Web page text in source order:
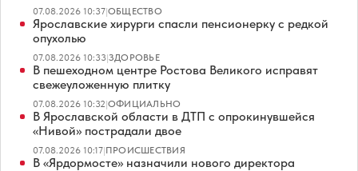
07.08.2026 10:37|ОБЩЕСТВО
Ярославские хирурги спасли пенсионерку с редкой
опухолью
07.08.2026 10:33|ЗДОРОВЬЕ
В пешеходном центре Ростова Великого исправят
свежеуложенную плитку
07.08.2026 10:32|ОФИЦИАЛЬНО
В Ярославской области в ДТП с опрокинувшейся
«Нивой» пострадали двое
07.08.2026 10:17|ПРОИСШЕСТВИЯ
В «Ярдормосте» назначили нового директора